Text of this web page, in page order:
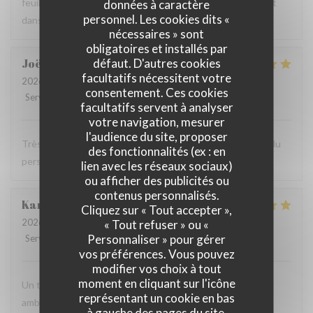
données à caractère
personnel. Les cookies dits «
nécessaires » sont
obligatoires et installés par
défaut. D'autres cookies
facultatifs nécessitent votre
consentement. Ces cookies
facultatifs servent à analyser
votre navigation, mesurer
l'audience du site, proposer
des fonctionnalités (ex : en
lien avec les réseaux sociaux)
ou afficher des publicités ou
contenus personnalisés.
Cliquez sur « Tout accepter »,
« Tout refuser » ou «
Personnaliser » pour gérer
vos préférences. Vous pouvez
modifier vos choix à tout
moment en cliquant sur l'icône
représentant un cookie en bas
feuille de poissons. Nous avons passé un très bon moment
dans cet endroit exceptionnel. À découvrir absolument !
Joëlle
2026-08-04
- 19:30 - Couverts 3
Service
Ambiance: 4/5 Cuisine:4 /5 Qualité / Prix
Très bien rie a dire le cadre un bon rapport qualité prix et du
personnel au petit soin je recommande vivement
Karin
2026-08-05
- 21:00 - Couverts 4
Service
Ambiance:5/5 Cuisine:5/5 Qualité / Prix
Un très bon restaurant, une cuisine excellente et une
ambiance merveilleuse avec une belle vue sur la mer. Nous